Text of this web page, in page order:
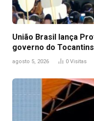
União Brasil lança
governo do Tocantins
agosto 5, 2026 0 Visitas